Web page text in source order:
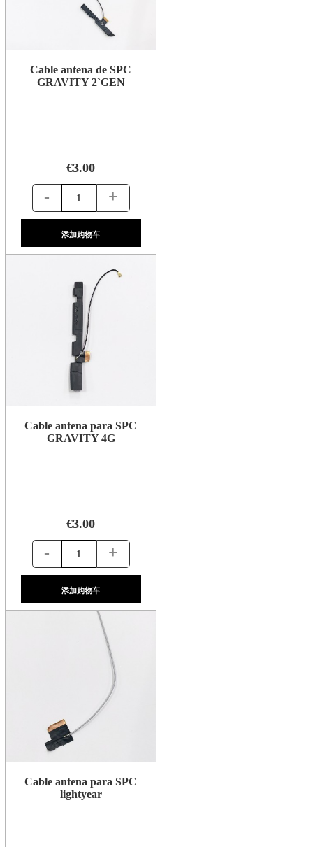
Cable antena de SPC
GRAVITY 2`GEN
€3.00
- +
添加购物车
Cable antena para SPC
GRAVITY 4G
€3.00
- +
添加购物车
Cable antena para SPC
lightyear